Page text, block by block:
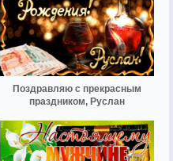
Поздравляю с прекрасным
праздником, Руслан